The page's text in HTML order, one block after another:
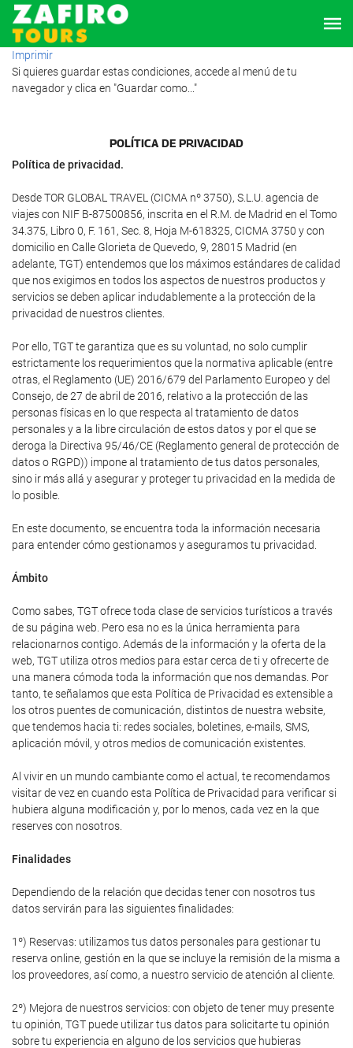
Imprimir
Si quieres guardar estas condiciones, accede al menú de tu
navegador y clica en "Guardar como..."
POLÍTICA DE PRIVACIDAD
Política de privacidad.
Desde TOR GLOBAL TRAVEL (CICMA nº 3750), S.L.U. agencia de
viajes con NIF B-87500856, inscrita en el R.M. de Madrid en el Tomo
34.375, Libro 0, F. 161, Sec. 8, Hoja M-618325, CICMA 3750 y con
domicilio en Calle Glorieta de Quevedo, 9, 28015 Madrid (en
adelante, TGT) entendemos que los máximos estándares de calidad
que nos exigimos en todos los aspectos de nuestros productos y
servicios se deben aplicar indudablemente a la protección de la
privacidad de nuestros clientes.
Por ello, TGT te garantiza que es su voluntad, no solo cumplir
estrictamente los requerimientos que la normativa aplicable (entre
otras, el Reglamento (UE) 2016/679 del Parlamento Europeo y del
Consejo, de 27 de abril de 2016, relativo a la protección de las
personas físicas en lo que respecta al tratamiento de datos
personales y a la libre circulación de estos datos y por el que se
deroga la Directiva 95/46/CE (Reglamento general de protección de
datos o RGPD)) impone al tratamiento de tus datos personales,
sino ir más allá y asegurar y proteger tu privacidad en la medida de
lo posible.
En este documento, se encuentra toda la información necesaria
para entender cómo gestionamos y aseguramos tu privacidad.
Ámbito
Como sabes, TGT ofrece toda clase de servicios turísticos a través
de su página web. Pero esa no es la única herramienta para
relacionarnos contigo. Además de la información y la oferta de la
web, TGT utiliza otros medios para estar cerca de ti y ofrecerte de
una manera cómoda toda la información que nos demandas. Por
tanto, te señalamos que esta Política de Privacidad es extensible a
los otros puentes de comunicación, distintos de nuestra website,
que tendemos hacia ti: redes sociales, boletines, e-mails, SMS,
aplicación móvil, y otros medios de comunicación existentes.
Al vivir en un mundo cambiante como el actual, te recomendamos
visitar de vez en cuando esta Política de Privacidad para verificar si
hubiera alguna modificación y, por lo menos, cada vez en la que
reserves con nosotros.
Finalidades
Dependiendo de la relación que decidas tener con nosotros tus
datos servirán para las siguientes finalidades:
1º) Reservas: utilizamos tus datos personales para gestionar tu
reserva online, gestión en la que se incluye la remisión de la misma a
los proveedores, así como, a nuestro servicio de atención al cliente.
2º) Mejora de nuestros servicios: con objeto de tener muy presente
tu opinión, TGT puede utilizar tus datos para solicitarte tu opinión
sobre tu experiencia en alguno de los servicios que hubieras